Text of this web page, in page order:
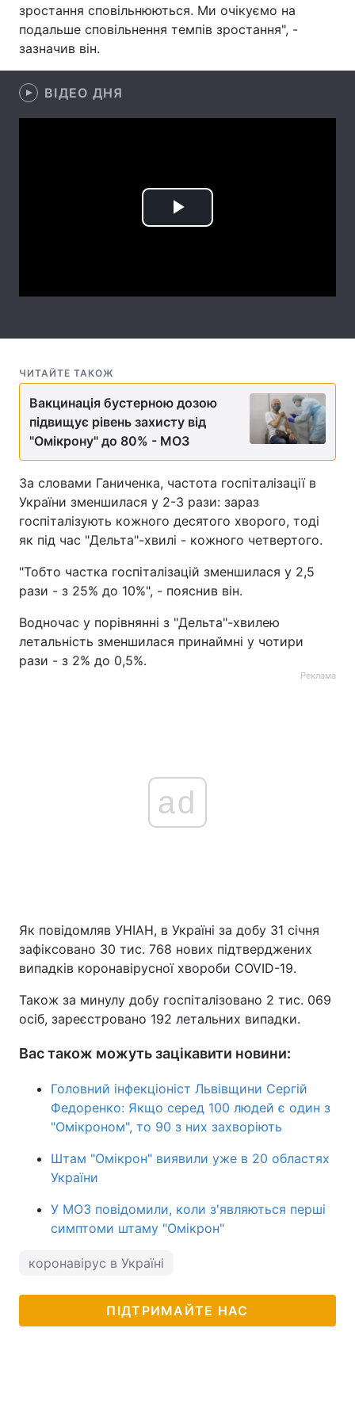
Лонгріди
Відео з Youtube Статті
Тема оформлення
зростання сповільнюються. Ми очікуємо на
подальше сповільнення темпів зростання", -
зазначив він.
ВІДЕО ДНЯ
Play
ЧИТАЙТЕ ТАКОЖ
Вакцинація бустерною дозою
підвищує рівень захисту від
"Омікрону" до 80% - МОЗ
За словами Ганиченка, частота госпіталізації в
України зменшилася у 2-3 рази: зараз
госпіталізують кожного десятого хворого, тоді
як під час "Дельта"-хвилі - кожного четвертого.
"Тобто частка госпіталізацій зменшилася у 2,5
рази - з 25% до 10%", - пояснив він.
Водночас у порівнянні з "Дельта"-хвилею
летальність зменшилася принаймні у чотири
рази - з 2% до 0,5%.
Реклама
ad
Як повідомляв УНІАН, в Україні за добу 31 січня
зафіксовано 30 тис. 768 нових підтверджених
випадків коронавірусної хвороби COVID-19.
Також за минулу добу госпіталізовано 2 тис. 069
осіб, зареєстровано 192 летальних випадки.
Вас також можуть зацікавити новини:
Головний інфекціоніст Львівщини Сергій
Федоренко: Якщо серед 100 людей є один з
"Омікроном", то 90 з них захворіють
Штам "Омікрон" виявили уже в 20 областях
України
У МОЗ повідомили, коли з'являються перші
симптоми штаму "Омікрон"
коронавірус в Україні
ПІДТРИМАЙТЕ НАС